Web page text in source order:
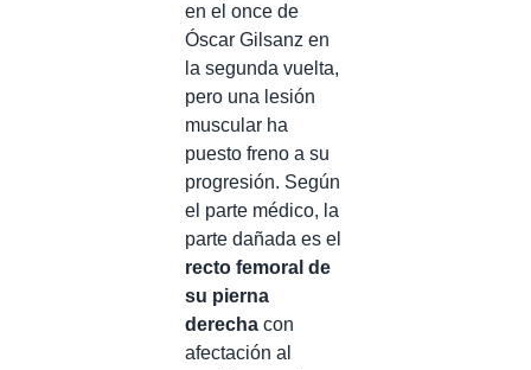
en el once de
Óscar Gilsanz en
la segunda vuelta,
pero una lesión
muscular ha
puesto freno a su
progresión. Según
el parte médico, la
parte dañada es el
recto femoral de
su pierna
derecha con
afectación al